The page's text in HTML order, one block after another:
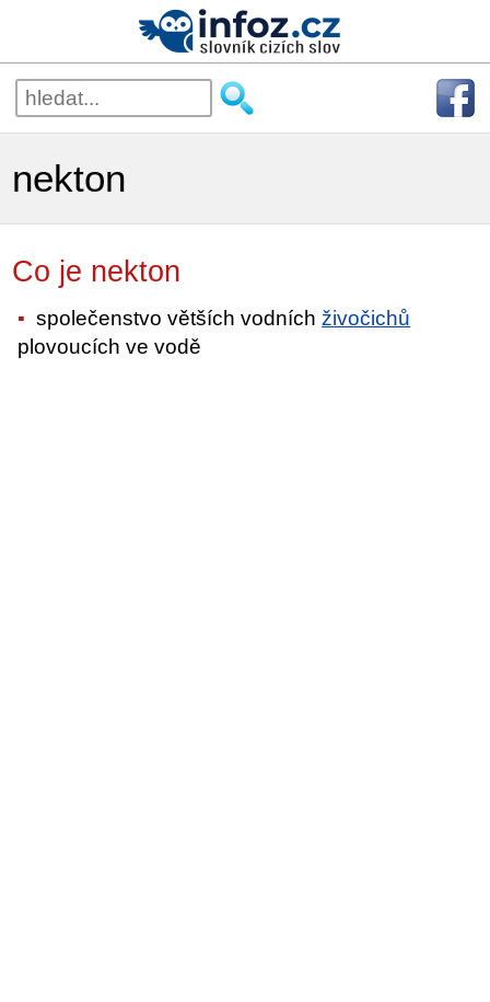
nekton
Co je nekton
společenstvo větších vodníchživočichů
plovoucích ve vodě